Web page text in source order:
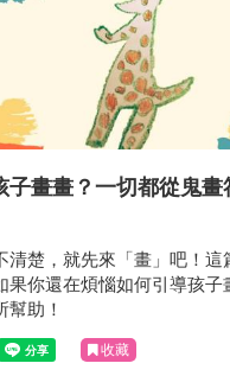
子畫畫？一切都從鬼畫
清楚，就先來「畫」吧！
果你還在煩惱如何引導孩子
幫助！
收藏